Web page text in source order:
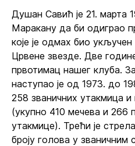
Душан Савић је 21. марта
Маракану да би одиграо
које је одмах био
Црвене звезде. Две
првотимац нашег клуба.
наступао је од 1973. до
258 званичних утакмица
(укупно 410 мечева и 266
утакмице). Трећи је
броју голова у званичним